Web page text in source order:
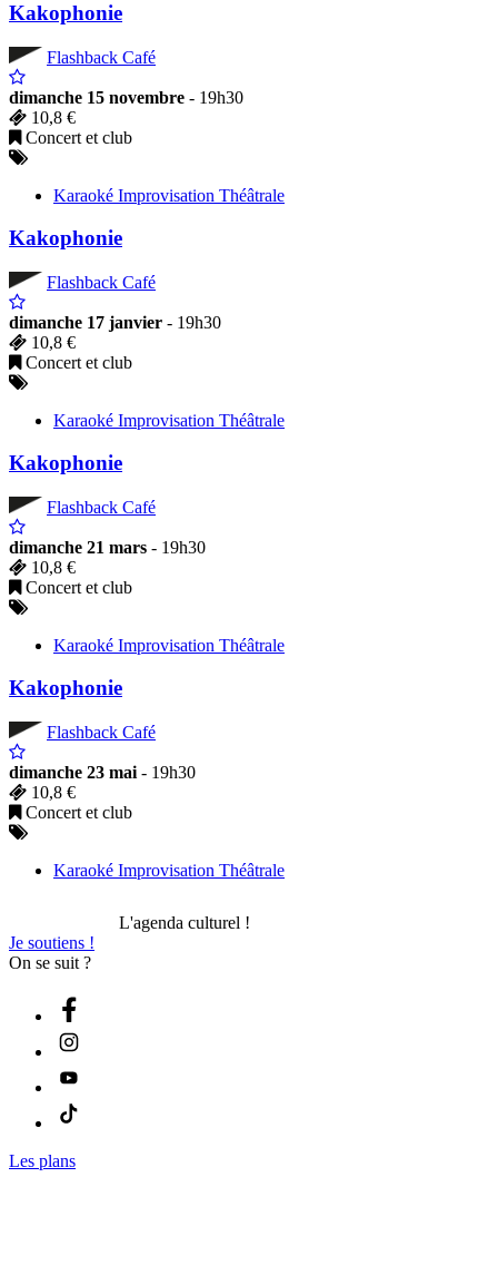
Kakophonie
Flashback Café
dimanche 15 novembre - 19h30
10,8 €
Concert et club
Karaoké Improvisation Théâtrale
Kakophonie
Flashback Café
dimanche 17 janvier - 19h30
10,8 €
Concert et club
Karaoké Improvisation Théâtrale
Kakophonie
Flashback Café
dimanche 21 mars - 19h30
10,8 €
Concert et club
Karaoké Improvisation Théâtrale
Kakophonie
Flashback Café
dimanche 23 mai - 19h30
10,8 €
Concert et club
Karaoké Improvisation Théâtrale
L'agenda culturel !
Je soutiens !
On se suit ?
Les plans